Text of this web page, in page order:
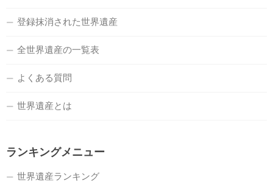
登録抹消された世界遺産
全世界遺産の一覧表
よくある質問
世界遺産とは
ランキングメニュー
世界遺産ランキング